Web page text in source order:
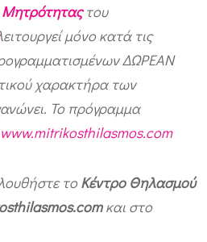
του
μόνο κατά τις
ΔΩΡΕΑΝ
χαρακτήρα των
Το πρόγραμμα
www.mitrikosthilasmos.com
τοΚέντρο Θηλασμού
και στο